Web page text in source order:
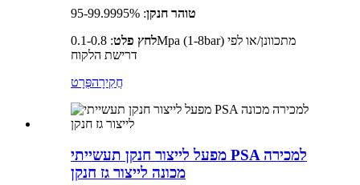
טוהר חנקן: 95-99.9995%
לחץ פלט : 0.1-0.8Mpa (1-8bar) מתכוונן/או לפי
דרישת הלקוח
חֲקִירָהפְּרָט
מפעל לייצור חנקן תעשייתי PSA למכירה
מכונה לייצור גז חנקן